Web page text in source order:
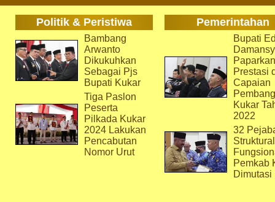
Politik & Peristiwa Pemerintahan
Bambang
Arwanto
Dikukuhkan
Sebagai Pjs
Bupati Kukar
Tiga Paslon
Peserta
Pilkada Kukar
2024 Lakukan
Pencabutan
Nomor Urut
Bupati
Paparkan
Prestasi
Capaian
Kukar
2022
32
Pemkab
Dimutasi